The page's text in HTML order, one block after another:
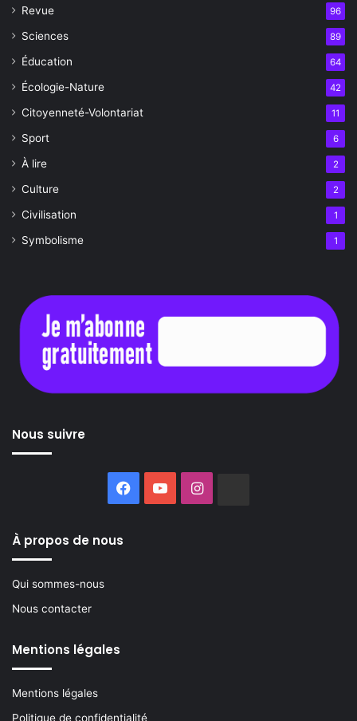
Revue 96
Sciences 89
Éducation 64
Écologie-Nature 42
Citoyenneté-Volontariat 11
Sport 6
À lire 2
Culture 2
Civilisation 1
Symbolisme 1
Nous suivre
Facebook
YouTubeInstagram
À propos de nous
Qui sommes-nous
Nous contacter
Mentions légales
Mentions légales
Politique de confidentialité